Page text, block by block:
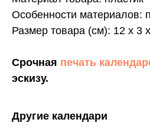
Особенности материалов:
Размер товара (см): 12 х 3
Срочная печать
эскизу.
Другие календари